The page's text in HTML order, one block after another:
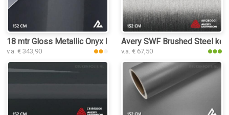
18 mtr Gloss Metallic Onyx Dark Grey 3164 keukenfolie
v.a. € 343,90
Avery SWF Brushed Steel
v.a. € 67,50